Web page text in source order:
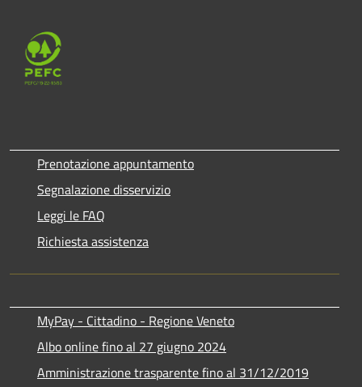
Prenotazione appuntamento
Segnalazione disservizio
Leggi le FAQ
Richiesta assistenza
MyPay - Cittadino - Regione Veneto
Albo online fino al 27 giugno 2024
Amministrazione trasparente fino al 31/12/2019